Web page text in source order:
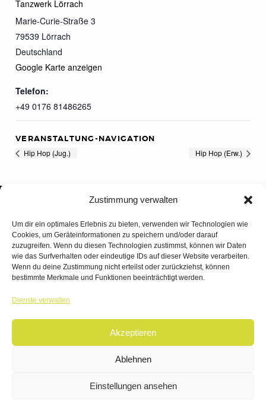
Zustimmung verwalten
Um dir ein optimales Erlebnis zu bieten, verwenden wir Technologien wie
Cookies, um Geräteinformationen zu speichern und/oder darauf
zuzugreifen. Wenn du diesen Technologien zustimmst, können wir Daten
wie das Surfverhalten oder eindeutige IDs auf dieser Website verarbeiten.
Wenn du deine Zustimmung nicht erteilst oder zurückziehst, können
bestimmte Merkmale und Funktionen beeinträchtigt werden.
Dienste verwalten
Akzeptieren
Ablehnen
Einstellungen ansehen
Tanzwerk Lörrach
Marie-Curie-Straße 3
79539 Lörrach
Deutschland
Google Karte anzeigen
Telefon:
+49 0176 81486265
VERANSTALTUNG-NAVIGATION
Hip Hop (Jug.) Hip Hop (Erw.)
© 2026 | TANZWERK
DATENSCHUTZ